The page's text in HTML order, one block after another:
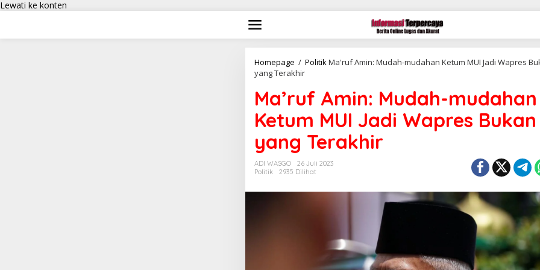
Lewati ke konten
Homepage / PolitikMa'ruf Amin: Mudah-mudahan Ketum MUI Jadi Wapres
yang Terakhir
Ma’ruf Amin: Mudah-mudahan
Ketum MUI Jadi Wapres Bukan
yang Terakhir
ADI WASGO
26 Juli 2023
Politik
2935 Dilihat